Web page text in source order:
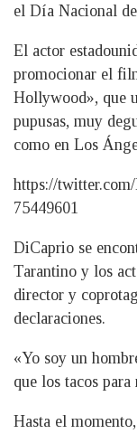
el Día Nacional
El actor
promocionar el
Hollywood», que
pupusas, muy
como en Los
https://
75449601
DiCaprio se
Tarantino y los
director y
declaraciones.
«Yo soy un
que los tacos
Hasta el